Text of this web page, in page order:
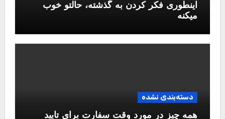
اینطوری فکر کردن به گذشته، حالتو خوب
میکنه
دسته‌بندی نشده
همه چیز در مورد وقت سفارت برای تایید